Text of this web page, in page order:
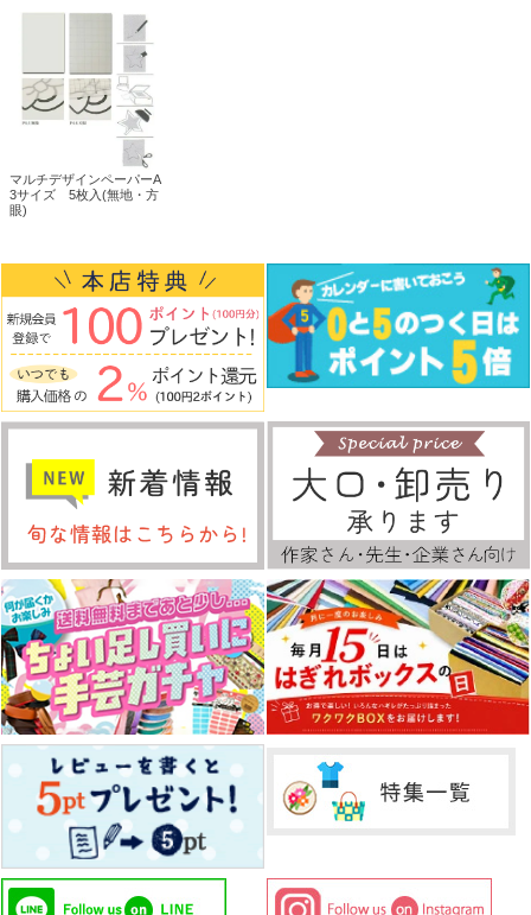
マルチデザインペーパーA
3サイズ 5枚入(無地・方
眼)